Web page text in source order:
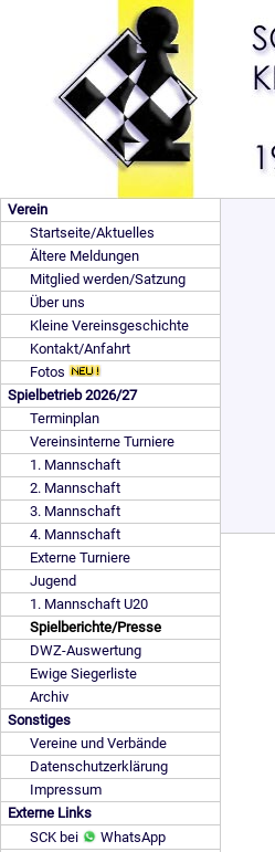
Verein
Startseite/Aktuelles
Ältere Meldungen
Mitglied werden/Satzung
Über uns
Kleine Vereinsgeschichte
Kontakt/Anfahrt
Fotos
Spielbetrieb 2026/27
Terminplan
Vereinsinterne Turniere
1. Mannschaft
2. Mannschaft
3. Mannschaft
4. Mannschaft
Externe Turniere
Jugend
1. Mannschaft U20
Spielberichte/Presse
DWZ-Auswertung
Ewige Siegerliste
Archiv
Sonstiges
Vereine und Verbände
Datenschutzerklärung
Impressum
Externe Links
SCK bei
WhatsApp